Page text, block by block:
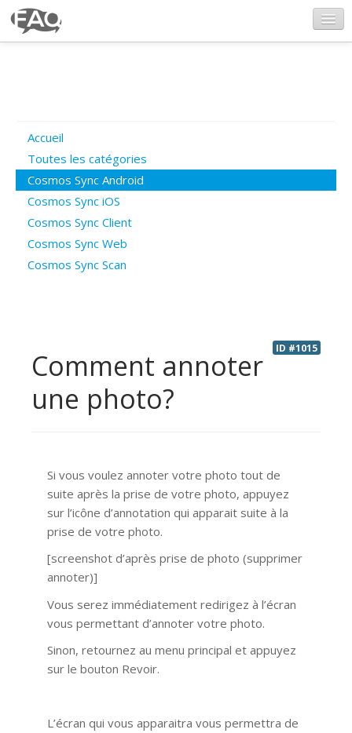
Poser une question
Questions ouvertes
Connexion
Accueil
Toutes les catégories
Cosmos Sync Android
Cosmos Sync iOS
Cosmos Sync Client
Cosmos Sync Web
Cosmos Sync Scan
ID #1015
Comment annoter
une photo?
Si vous voulez annoter votre photo tout de
suite après la prise de votre photo, appuyez
sur l’icône d’annotation qui apparait suite à la
prise de votre photo.
[screenshot d’après prise de photo (supprimer
annoter)]
Vous serez immédiatement redirigez à l’écran
vous permettant d’annoter votre photo.
Sinon, retournez au menu principal et appuyez
sur le bouton Revoir.
L’écran qui vous apparaitra vous permettra de